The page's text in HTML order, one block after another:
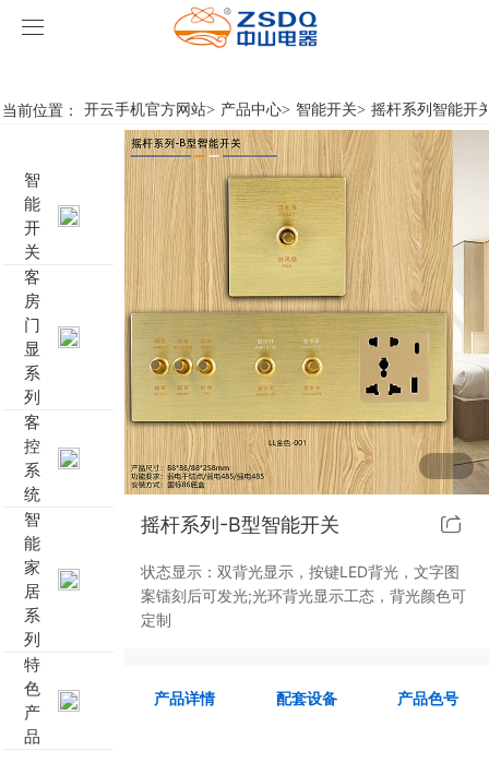
开云手机官方网站
智能开关
名典系列智能开关
雅典系列智能开关
轻典系列智能开关
怡典系列智能开关
智典系列智能开关
靓典系列智能开关
睿典系列智能开关
凯越系列智能开关
客房门显系列
标准86门显
标准带房号门显
非标定制门显
客控系统
客控系统方案1
客控系统方案2
客控系统方案3
客控系统方案4
客控系统方案5
智能家居系列
电动窗帘
无线开关插座
特色产品
壁龛式插卡取电
开云手机官方网站
开云手机官方网站
行业新闻
成功案例
开云手机官方网站-开云（中国）
当前位置： 开云手机官方网站> 产品中心> 智能开关> 摇杆系列智能开
智
能
开
关
客
房
门
显
系
列
客
控
系
统
智
能
家
居
系
列
特
色
产
品
摇杆系列-B型智能开关
状态显示：双背光显示，按键LED背光，文字图
案镭刻后可发光;光环背光显示工态，背光颜色可
定制
产品详情 配套设备 产品色号